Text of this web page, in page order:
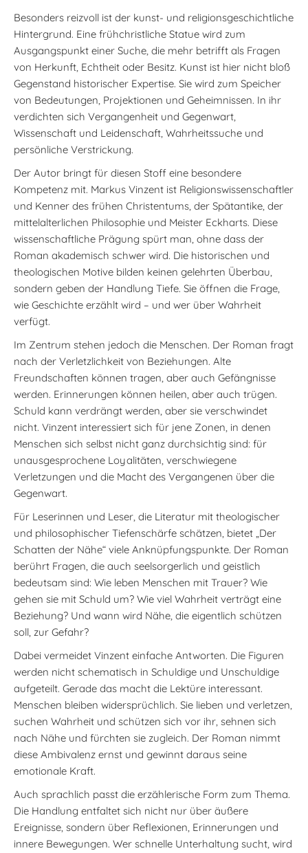
Besonders reizvoll ist der kunst- und religionsgeschichtliche
Hintergrund. Eine frühchristliche Statue wird zum
Ausgangspunkt einer Suche, die mehr betrifft als Fragen
von Herkunft, Echtheit oder Besitz. Kunst ist hier nicht bloß
Gegenstand historischer Expertise. Sie wird zum Speicher
von Bedeutungen, Projektionen und Geheimnissen. In ihr
verdichten sich Vergangenheit und Gegenwart,
Wissenschaft und Leidenschaft, Wahrheitssuche und
persönliche Verstrickung.
Der Autor bringt für diesen Stoff eine besondere
Kompetenz mit. Markus Vinzent ist Religionswissenschaftler
und Kenner des frühen Christentums, der Spätantike, der
mittelalterlichen Philosophie und Meister Eckharts. Diese
wissenschaftliche Prägung spürt man, ohne dass der
Roman akademisch schwer wird. Die historischen und
theologischen Motive bilden keinen gelehrten Überbau,
sondern geben der Handlung Tiefe. Sie öffnen die Frage,
wie Geschichte erzählt wird – und wer über Wahrheit
verfügt.
Im Zentrum stehen jedoch die Menschen. Der Roman fragt
nach der Verletzlichkeit von Beziehungen. Alte
Freundschaften können tragen, aber auch Gefängnisse
werden. Erinnerungen können heilen, aber auch trügen.
Schuld kann verdrängt werden, aber sie verschwindet
nicht. Vinzent interessiert sich für jene Zonen, in denen
Menschen sich selbst nicht ganz durchsichtig sind: für
unausgesprochene Loyalitäten, verschwiegene
Verletzungen und die Macht des Vergangenen über die
Gegenwart.
Für Leserinnen und Leser, die Literatur mit theologischer
und philosophischer Tiefenschärfe schätzen, bietet „Der
Schatten der Nähe“ viele Anknüpfungspunkte. Der Roman
berührt Fragen, die auch seelsorgerlich und geistlich
bedeutsam sind: Wie leben Menschen mit Trauer? Wie
gehen sie mit Schuld um? Wie viel Wahrheit verträgt eine
Beziehung? Und wann wird Nähe, die eigentlich schützen
soll, zur Gefahr?
Dabei vermeidet Vinzent einfache Antworten. Die Figuren
werden nicht schematisch in Schuldige und Unschuldige
aufgeteilt. Gerade das macht die Lektüre interessant.
Menschen bleiben widersprüchlich. Sie lieben und verletzen,
suchen Wahrheit und schützen sich vor ihr, sehnen sich
nach Nähe und fürchten sie zugleich. Der Roman nimmt
diese Ambivalenz ernst und gewinnt daraus seine
emotionale Kraft.
Auch sprachlich passt die erzählerische Form zum Thema.
Die Handlung entfaltet sich nicht nur über äußere
Ereignisse, sondern über Reflexionen, Erinnerungen und
innere Bewegungen. Wer schnelle Unterhaltung sucht, wird